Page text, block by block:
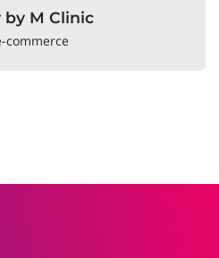
by M Clinic
commerce